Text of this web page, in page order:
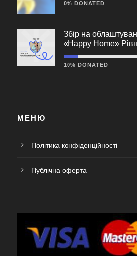
0% DONATED
Збір на
«Happy Home»
10% DONATED
МЕНЮ
Політика конфіденційності
Публічна оферта